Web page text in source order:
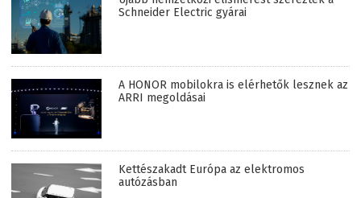
Schneider Electric gyárai
A HONOR mobilokra is elérhetők lesznek az
ARRI megoldásai
Kettészakadt Európa az elektromos
autózásban